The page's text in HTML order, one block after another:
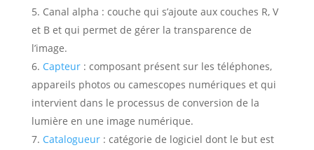
Canal alpha : couche qui s’ajoute aux couches R, V
et B et qui permet de gérer la transparence de
l’image.
Capteur: composant présent sur les téléphones,
appareils photos ou camescopes numériques et qui
intervient dans le processus de conversion de la
lumière en une image numérique.
Catalogueur: catégorie de logiciel dont le but est